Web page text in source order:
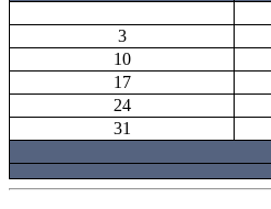
3
10
17
24
31